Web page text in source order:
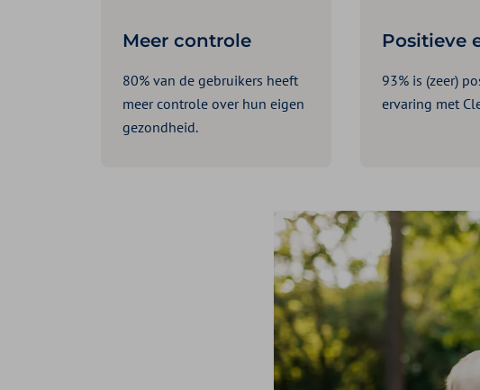
Meer controle
80% van de gebruikers heeft
meer controle over hun eigen
gezondheid.
Positieve
93% is (zeer)
ervaring met